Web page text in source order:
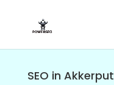
SEO in Akkerput